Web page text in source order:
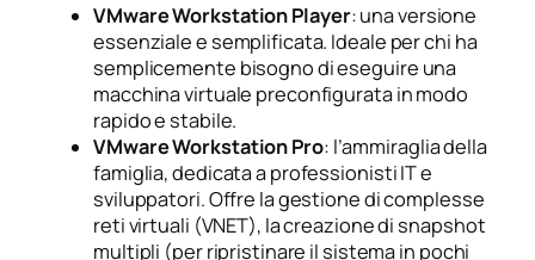
VMware Workstation Player: una versione
essenziale e semplificata. Ideale per chi ha
semplicemente bisogno di eseguire una
macchina virtuale preconfigurata in modo
rapido e stabile.
VMware Workstation Pro: l’ammiraglia della
famiglia, dedicata a professionisti IT e
sviluppatori. Offre la gestione di complesse
reti virtuali (VNET), la creazione disnapshot
multipli (per ripristinare il sistema in pochi